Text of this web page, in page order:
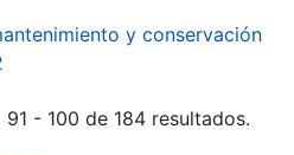
y conservación
- 100 de 184 resultados.